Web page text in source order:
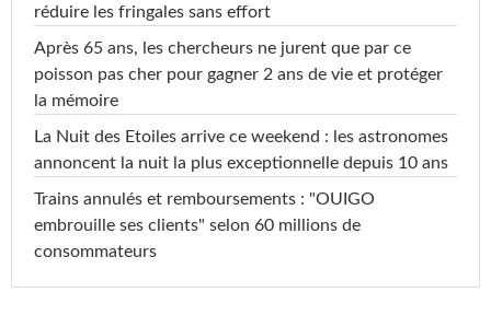
réduire les fringales sans effort
Après 65 ans, les chercheurs ne jurent que par ce
poisson pas cher pour gagner 2 ans de vie et protéger
la mémoire
La Nuit des Etoiles arrive ce weekend : les astronomes
annoncent la nuit la plus exceptionnelle depuis 10 ans
Trains annulés et remboursements : "OUIGO
embrouille ses clients" selon 60 millions de
consommateurs